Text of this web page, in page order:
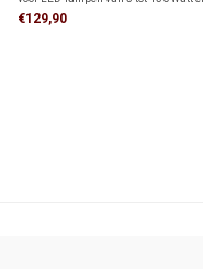
andere lampen van 7 tot 350 watt.
€129,90